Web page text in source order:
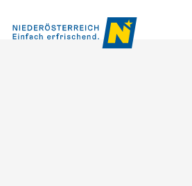
Direkt zur Volltextsuche
Direkt zum Inhalt